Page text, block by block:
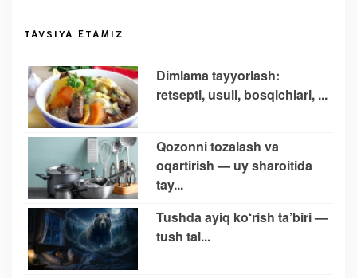
TAVSIYA ETAMIZ
Dimlama tayyorlash:
retsepti, usuli, bosqichlari, ...
Qozonni tozalash va
oqartirish — uy sharoitida
tay...
Tushda ayiq ko‘rish ta’biri —
tush tal...